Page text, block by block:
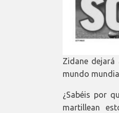
Zidane
mundo
¿Sabéis por
martillean